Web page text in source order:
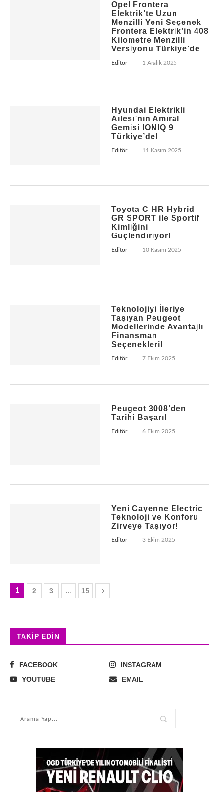
Opel Frontera
Elektrik’te Uzun
Menzilli Yeni Seçenek
Frontera Elektrik’in 408
Kilometre Menzilli
Versiyonu Türkiye’de
Editör 1 Aralık 2025
Hyundai Elektrikli
Ailesi’nin Amiral
Gemisi IONIQ 9
Türkiye’de!
Editör 11 Kasım 2025
Toyota C-HR Hybrid
GR SPORT ile Sportif
Kimliğini
Güçlendiriyor!
Editör 10 Kasım 2025
Teknolojiyi İleriye
Taşıyan Peugeot
Modellerinde Avantajlı
Finansman
Seçenekleri!
Editör 7 Ekim 2025
Peugeot 3008’den
Tarihi Başarı!
Editör 6 Ekim 2025
Yeni Cayenne Electric
Teknoloji ve Konforu
Zirveye Taşıyor!
Editör 3 Ekim 2025
1 2 3 … 15
TAKIP EDIN
FACEBOOK
INSTAGRAM
YOUTUBE
EMAIL